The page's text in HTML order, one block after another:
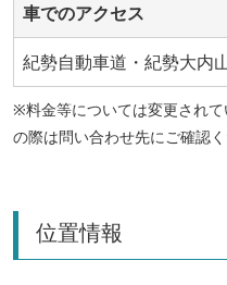
車でのアクセス
紀勢自動車道・紀勢大内
※料金等については変更され
の際は問い合わせ先にご確認く
位置情報